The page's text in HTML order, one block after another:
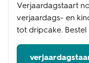
Verjaardagstaart
verjaardags- en
tot dripcake. Bestel